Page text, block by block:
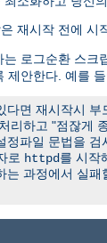
재시작 전에 시
는 로그순환 스크
제안한다. 예를
다면 재시작시
리하고 "점잖게
정파일 문법을
로 httpd를 시작
는 과정에서 실